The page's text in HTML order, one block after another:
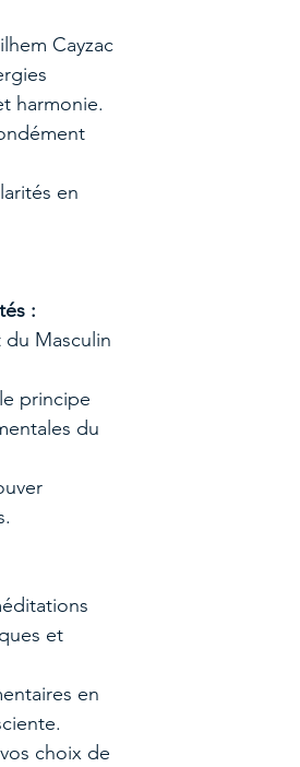
Cayzac
harmonie.
en
:
du Masculin
principe
du
et
en
choix de